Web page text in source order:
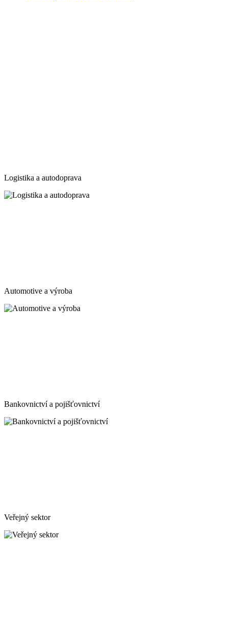
Logistika a autodoprava
Automotive a výroba
Bankovnictví a pojišťovnictví
Veřejný sektor